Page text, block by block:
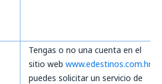
Tengas o no una cuenta en el
sitio web www.edestinos.com.hn
puedes solicitar un servicio de